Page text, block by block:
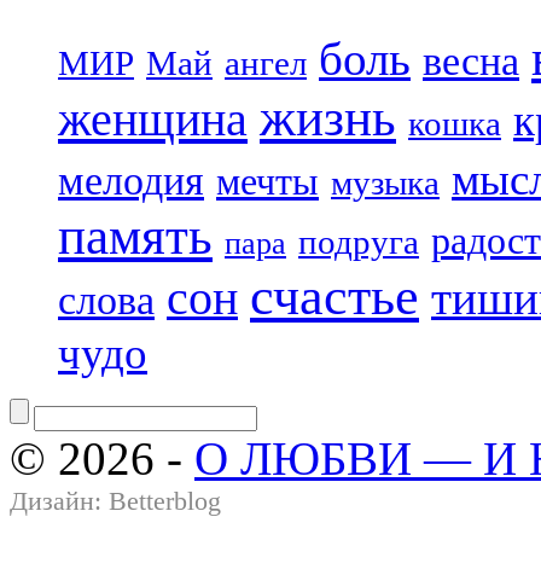
МИР Май ангел боль весна
женщина жизнь кошка
мелодия мечты музыка
память пара подруга
слова сон счастье
чудо
© 2026 - О ЛЮБВИ — И
Дизайн: Betterblog